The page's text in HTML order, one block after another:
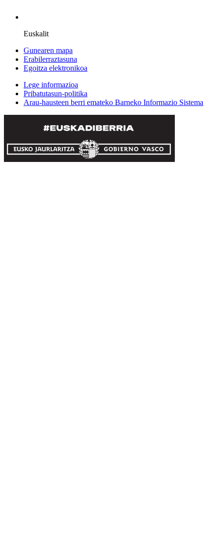
Euskalit
Gunearen mapa
Erabilerraztasuna
Egoitza elektronikoa
Lege informazioa
Pribatutasun-politika
Arau-hausteen berri emateko Barneko Informazio Sistema